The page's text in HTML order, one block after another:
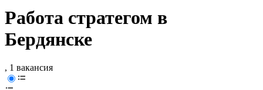
Работа стратегом в
Бердянске
, 1 вакансия